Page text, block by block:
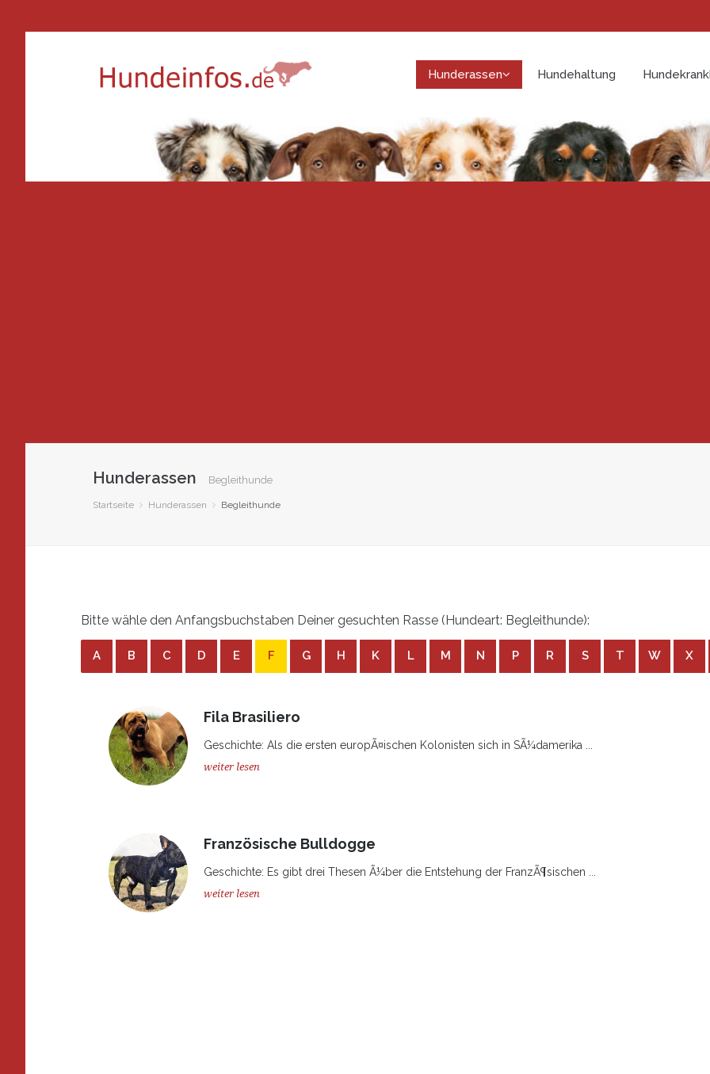
Hunderassen Hundehaltung
Hunderassen Begleithunde
Startseite Hunderassen Begleithunde
Bitte wähle den Anfangsbuchstaben Deiner gesuchten Rasse (Hundeart: Begleithunde):
A B C D E F G H K L M N P R S T W X
Fila Brasiliero
Geschichte: Als die ersten europÃ¤ischen Kolonisten sich in SÃ¼damerika ...
weiter lesen
Französische Bulldogge
Geschichte: Es gibt drei Thesen Ã¼ber die Entstehung der FranzÃ¶sischen ...
weiter lesen